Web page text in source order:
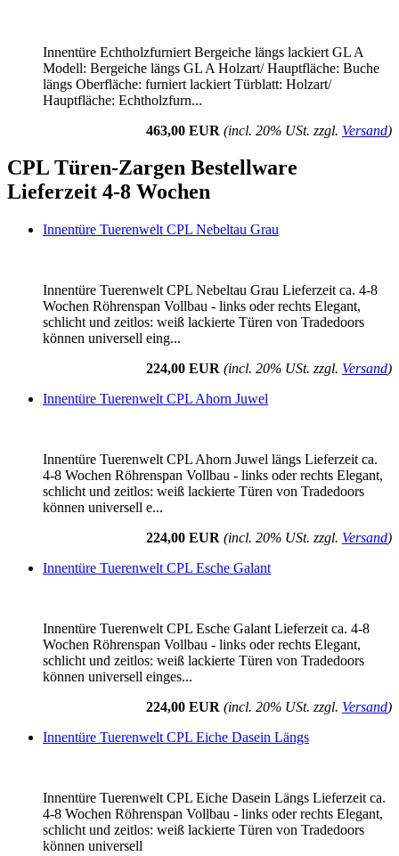
Innentüre Echtholzfurniert Bergeiche längs lackiert GL A
Modell: Bergeiche längs GL A Holzart/ Hauptfläche: Buche
längs Oberfläche: furniert lackiert Türblatt: Holzart/
Hauptfläche: Echtholzfurn...
463,00 EUR (incl. 20% USt. zzgl. Versand)
CPL Türen-Zargen Bestellware
Lieferzeit 4-8 Wochen
Innentüre Tuerenwelt CPL Nebeltau Grau
Innentüre Tuerenwelt CPL Nebeltau Grau Lieferzeit ca. 4-8
Wochen Röhrenspan Vollbau - links oder rechts Elegant,
schlicht und zeitlos: weiß lackierte Türen von Tradedoors
können universell eing...
224,00 EUR (incl. 20% USt. zzgl. Versand)
Innentüre Tuerenwelt CPL Ahorn Juwel
Innentüre Tuerenwelt CPL Ahorn Juwel längs Lieferzeit ca.
4-8 Wochen Röhrenspan Vollbau - links oder rechts Elegant,
schlicht und zeitlos: weiß lackierte Türen von Tradedoors
können universell e...
224,00 EUR (incl. 20% USt. zzgl. Versand)
Innentüre Tuerenwelt CPL Esche Galant
Innentüre Tuerenwelt CPL Esche Galant Lieferzeit ca. 4-8
Wochen Röhrenspan Vollbau - links oder rechts Elegant,
schlicht und zeitlos: weiß lackierte Türen von Tradedoors
können universell einges...
224,00 EUR (incl. 20% USt. zzgl. Versand)
Innentüre Tuerenwelt CPL Eiche Dasein Längs
Innentüre Tuerenwelt CPL Eiche Dasein Längs Lieferzeit ca.
4-8 Wochen Röhrenspan Vollbau - links oder rechts Elegant,
schlicht und zeitlos: weiß lackierte Türen von Tradedoors
können universell